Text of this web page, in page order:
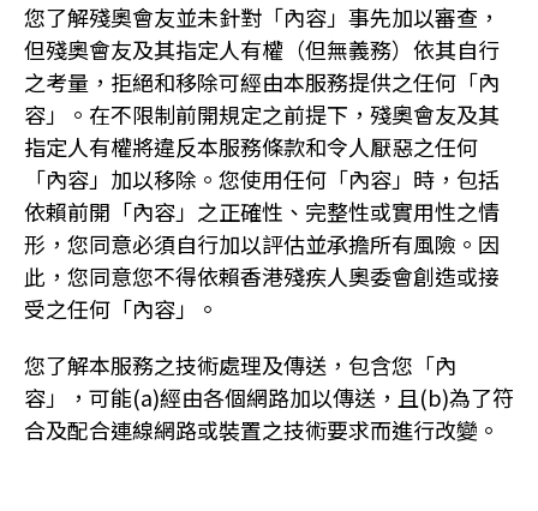
您了解殘奧會友並未針對「內容」事先加以審查，
但殘奧會友及其指定人有權（但無義務）依其自行
之考量，拒絕和移除可經由本服務提供之任何「內
容」。在不限制前開規定之前提下，殘奧會友及其
指定人有權將違反本服務條款和令人厭惡之任何
「內容」加以移除。您使用任何「內容」時，包括
依賴前開「內容」之正確性、完整性或實用性之情
形，您同意必須自行加以評估並承擔所有風險。因
此，您同意您不得依賴香港殘疾人奧委會創造或接
受之任何「內容」。
您了解本服務之技術處理及傳送，包含您「內
容」，可能(a)經由各個網路加以傳送，且(b)為了符
合及配合連線網路或裝置之技術要求而進行改變。